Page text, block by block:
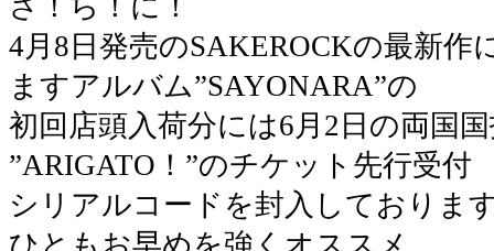
4月8日発売のSAKEROCKの最新作
ますアルバム”SAYONARA”の
初回店頭入荷分には6月2日の両国
”ARIGATO！”のチケット先行受付
シリアルコードを封入しておりま
ひともお早めを強くオススメ